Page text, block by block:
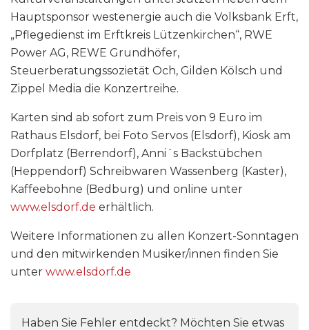
Hauptsponsor westenergie auch die Volksbank Erft,
„Pflegedienst im Erftkreis Lützenkirchen“, RWE
Power AG, REWE Grundhöfer,
Steuerberatungssozietät Och, Gilden Kölsch und
Zippel Media die Konzertreihe.
Karten sind ab sofort zum Preis von 9 Euro im
Rathaus Elsdorf, bei Foto Servos (Elsdorf), Kiosk am
Dorfplatz (Berrendorf), Anni´s Backstübchen
(Heppendorf) Schreibwaren Wassenberg (Kaster),
Kaffeebohne (Bedburg) und online unter
www.elsdorf.de erhältlich.
Weitere Informationen zu allen Konzert-Sonntagen
und den mitwirkenden Musiker/innen finden Sie
unter www.elsdorf.de
Haben Sie Fehler entdeckt? Möchten Sie etwas